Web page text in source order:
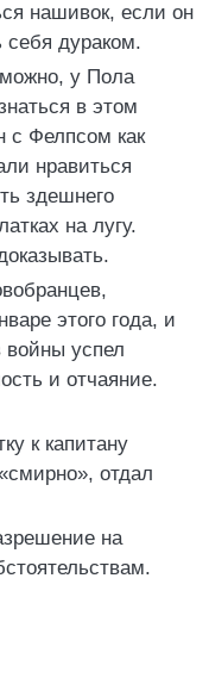
нашивок, если он
дураком.
у Пола
в этом
с Фелпсом как
нравиться
здешнего
на лугу.
этого года, и
войны успел
и отчаяние.
к капитану
отдал
на